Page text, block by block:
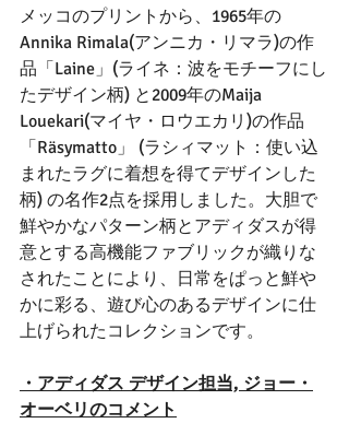
メッコのプリントから、1965年の
Annika Rimala(アンニカ・リマラ)の作
品「Laine」(ライネ：波をモチーフにし
たデザイン柄) と2009年のMaija
Louekari(マイヤ・ロウエカリ)の作品
「Räsymatto」 (ラシィマット：使い込
まれたラグに着想を得てデザインした
柄) の名作2点を採用しました。大胆で
鮮やかなパターン柄とアディダスが得
意とする高機能ファブリックが織りな
されたことにより、日常をぱっと鮮や
かに彩る、遊び心のあるデザインに仕
上げられたコレクションです。
・アディダス デザイン担当, ジョー・
オーベリのコメント